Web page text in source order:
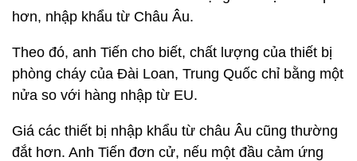
hơn, nhập khẩu từ Châu Âu.
Theo đó, anh Tiến cho biết, chất lượng của thiết bị
phòng cháy của Đài Loan, Trung Quốc chỉ bằng một
nửa so với hàng nhập từ EU.
Giá các thiết bị nhập khẩu từ châu Âu cũng thường
đắt hơn. Anh Tiến đơn cử, nếu một đầu cảm ứng